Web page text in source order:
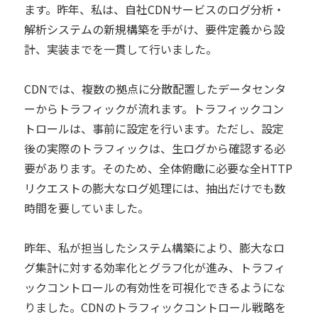
ます。昨年、私は、自社CDNサービスのログ分析・
解析システムの新規構築を手がけ、要件定義から設
計、実装までを一貫して行いました。
CDNでは、複数の拠点に分散配置したデータセンタ
ーからトラフィックが流れます。トラフィックコン
トロールは、事前に設定を行います。ただし、設定
後の実際のトラフィックは、生ログから確認する必
要があります。そのため、全体俯瞰に必要な全HTTP
リクエストの膨大なログ処理には、抽出だけでも数
時間を要していました。
昨年、私が担当したシステム構築により、膨大なロ
グ集計に対する効率化とグラフ化が進み、トラフィ
ックコントロールの有効性を可視化できるようにな
りました。CDNのトラフィックコントロール戦略を